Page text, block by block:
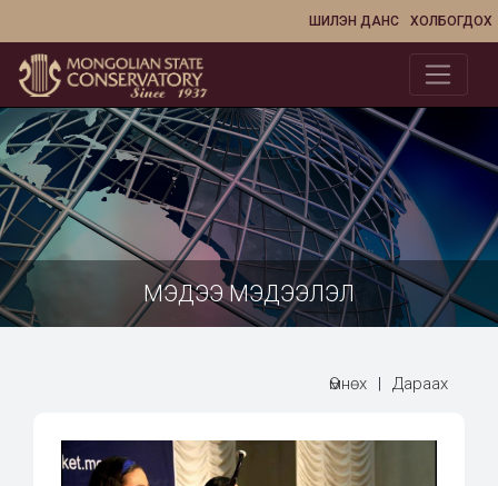
ХОЛБОГДОХ
ШИЛЭН ДАНС
МЭДЭЭ МЭДЭЭЛЭЛ
Өмнөх | Дараах